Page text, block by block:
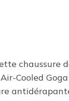
chaussure
Cooled